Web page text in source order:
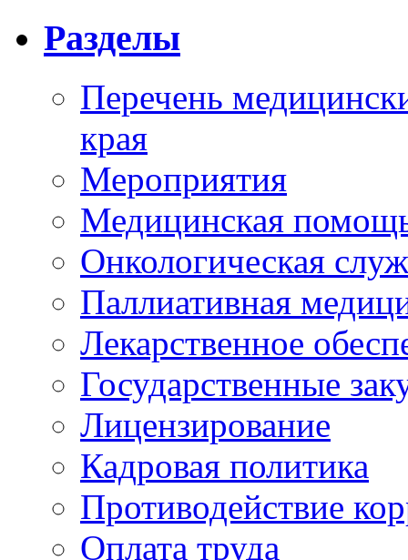
Разделы
Перечень
края
Мероприятия
Медицинская
Онкологическая
Паллиативная
Лекарственное
Государственные
Лицензирование
Кадровая политика
Противодействие
Оплата труда